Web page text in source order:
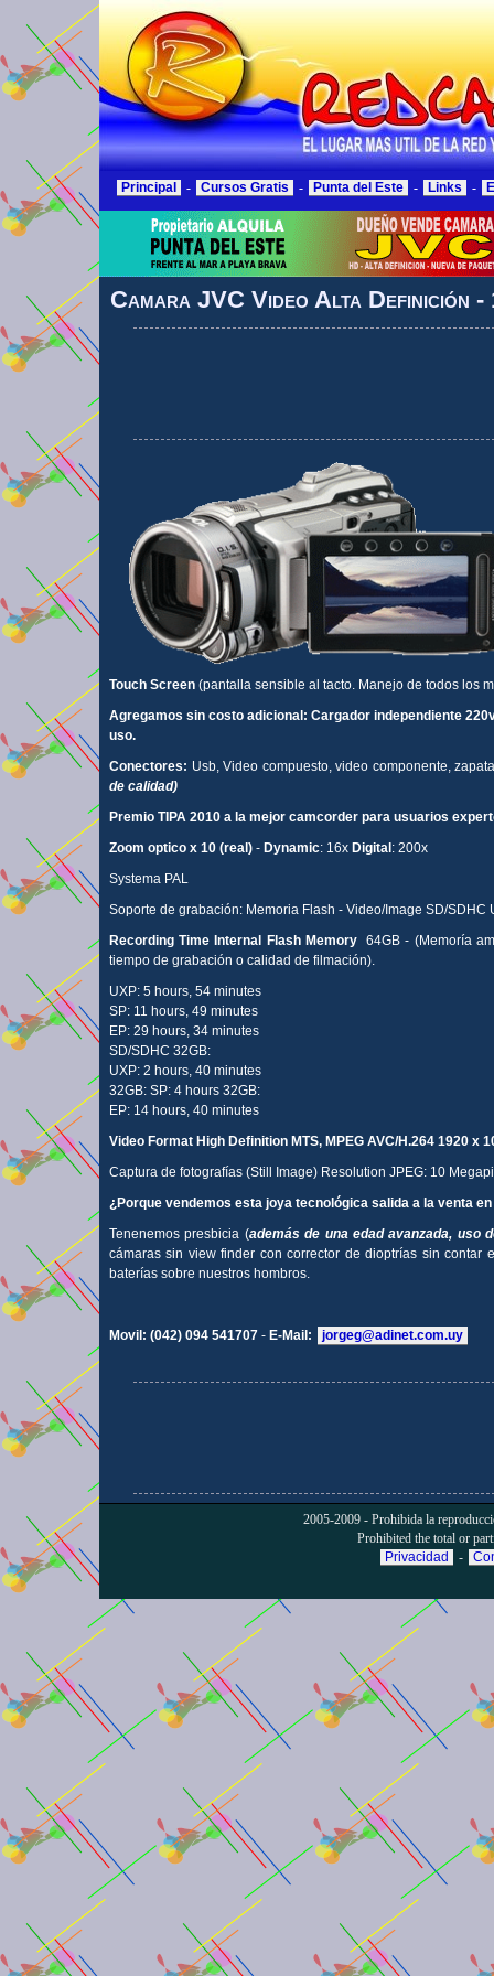
Principal - Cursos Gratis - Punta del Este - Links -
Camara JVC Video Alta Definición -
Touch Screen (pantalla sensible al tacto. Manejo de todos los
Agregamos sin costo adicional: Cargador independiente
uso.
Conectores: Usb, Video compuesto, video componente,
de calidad)
Premio TIPA 2010 a la mejor camcorder para usuarios
Zoom optico x 10 (real) - Dynamic: 16x Digital : 200x
Systema PAL
Soporte de grabación: Memoria Flash - Video/Image SD/SDHC
Recording Time Internal Flash Memory64GB - (Memoría
tiempo de grabación o calidad de filmación).
UXP: 5 hours, 54 minutes
SP: 11 hours, 49 minutes
EP: 29 hours, 34 minutes
SD/SDHC 32GB:
UXP: 2 hours, 40 minutes
32GB: SP: 4 hours 32GB:
EP: 14 hours, 40 minutes
Video Format High Definition MTS, MPEG AVC/H.264 1920 x
Captura de fotografías (Still Image) Resolution JPEG: 10
¿Porque vendemos esta joya tecnológica salida a la venta
Tenenemos presbicia (además de una edad avanzada, uso
cámaras sin view finder con corrector de dioptrías sin contar
baterías sobre nuestros hombros.
Movil: (042) 094 541707 - E-Mail: jorgeg@adinet.com.uy
2005-2009 - Prohibida la
Prohibited the total or
Privacidad
-